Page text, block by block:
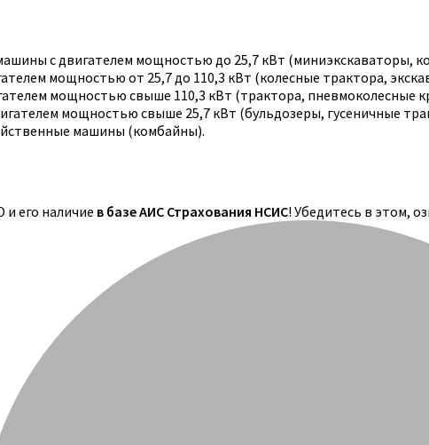
с двигателем мощностью до 25,7 кВт (миниэкскаваторы,
мощностью от 25,7 до 110,3 кВт (колесные трактора,
мощностью свыше 110,3 кВт (трактора, пневмоколесные
мощностью свыше 25,7 кВт (бульдозеры, гусеничные
машины (комбайны).
и его наличие в базе АИС Страхования НСИС! Убедитесь в этом,